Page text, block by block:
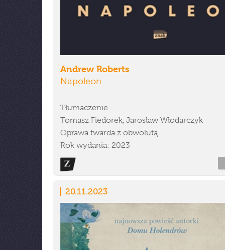
Andrew Roberts
Napoleon
Tłumaczenie
Tomasz Fiedorek, Jarosław Włodarczyk
Oprawa twarda z obwolutą
Rok wydania: 2023
20.11.2023